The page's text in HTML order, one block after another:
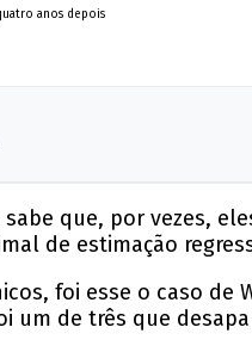
que, por vezes,
de estimação
foi esse o caso de
um de três que